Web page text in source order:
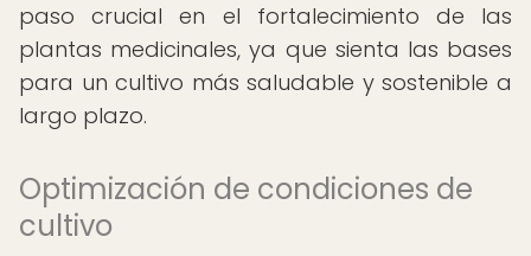
paso crucial en el fortalecimiento de las
plantas medicinales, ya que sienta las bases
para un cultivo más saludable y sostenible a
largo plazo.
Optimización de condiciones de
cultivo